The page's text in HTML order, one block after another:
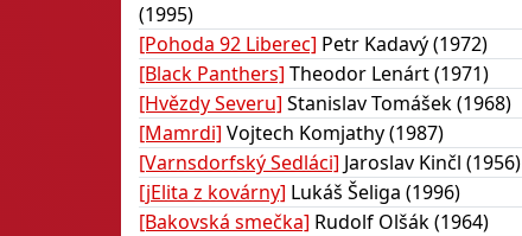
(1995)
[Pohoda 92 Liberec] Petr Kadavý (1972)
[Black Panthers] Theodor Lenárt (1971)
[Hvězdy Severu] Stanislav Tomášek (1968)
[Mamrdi] Vojtech Komjathy (1987)
[Varnsdorfský Sedláci] Jaroslav Kinčl (1956)
[jElita z kovárny] Lukáš Šeliga (1996)
[Bakovská smečka] Rudolf Olšák (1964)